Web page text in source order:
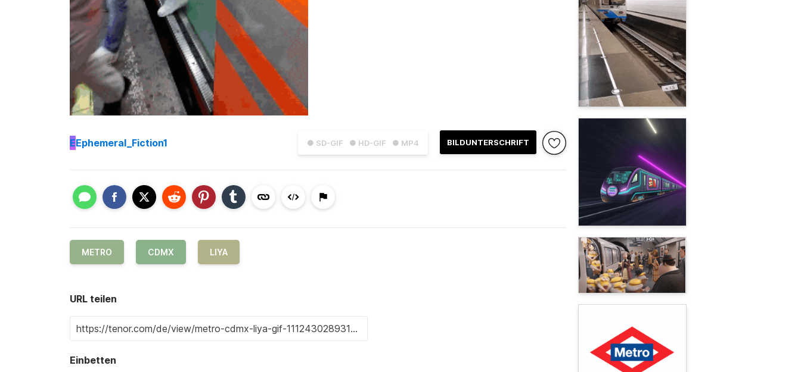
● SD-GIF ● HD-GIF ● MP4 BILDUNTERSCHRIFT
EEphemeral_Fiction1
METRO CDMX LIYA
URL teilen
Einbetten